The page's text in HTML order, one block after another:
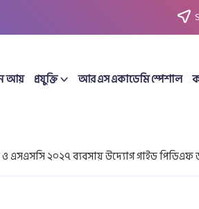
আয় প্রযুক্তি আর এস একাডেমি স্পেশাল
ব্যবসায় উদ্যোগ গাইড পিডিএফ